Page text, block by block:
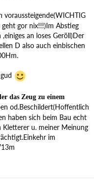
voraussteigende(WICHTIG
gor nix!!!)Im Abstieg
an loses Geröll)Der
D also auch einbischen
das Zeug zu einem
od.Beschildert(Hoffentlich
haben sich beim Bau echt
Kletterer u. meiner Meinung
im